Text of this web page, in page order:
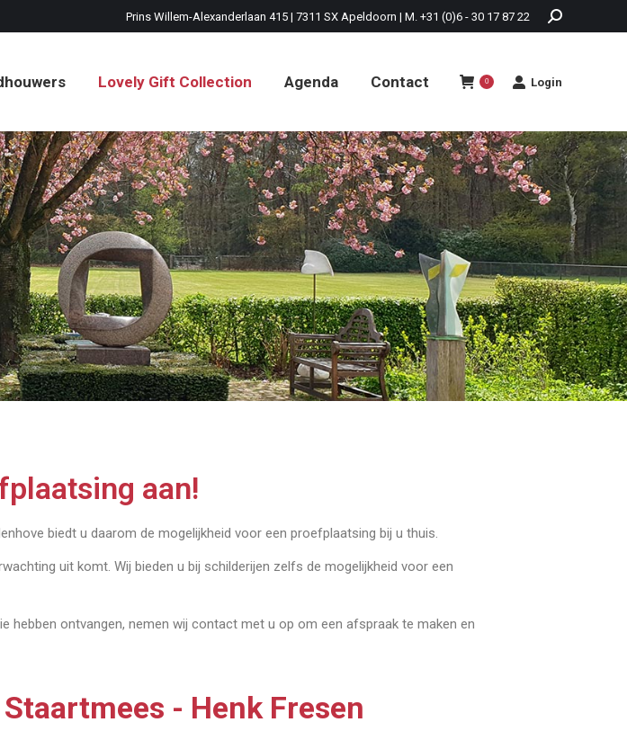
Prins Willem-Alexanderlaan 415 | 7311 SX Apeldoorn | M. +31 (0)6 - 30 17 87 22
Lovely Gift Collection Agenda Contact 0 Login
aan!
biedt u daarom de mogelijkheid voor een proefplaatsing bij u thuis.
uit komt. Wij bieden u bij schilderijen zelfs de mogelijkheid voor een
ontvangen, nemen wij contact met u op om een afspraak te maken en
Staartmees - Henk Fresen
Lovely Gift Collection Agenda Contact Login